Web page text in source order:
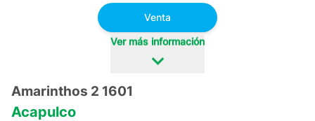
Venta
Ver más información
Amarinthos 2 1601
Acapulco